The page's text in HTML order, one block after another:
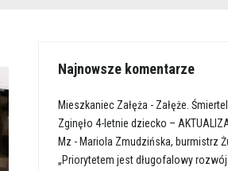
Najnowsze komentarze
Mieszkaniec Załęża - Załęże.
Zginęło 4-letnie dziecko –
Mz - Mariola Zmudzińska, burmistrz
„Priorytetem jest długofalowy rozwój